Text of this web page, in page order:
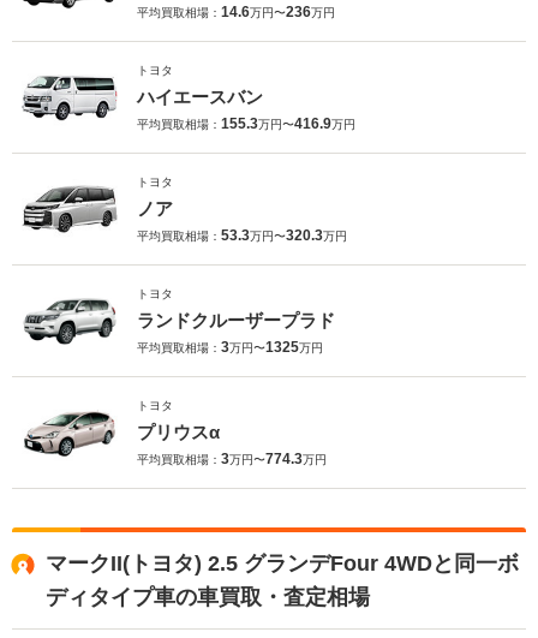
平均買取相場： 14.6万円〜236万円
トヨタ
ハイエースバン
平均買取相場： 155.3万円〜416.9万円
トヨタ
ノア
平均買取相場： 53.3万円〜320.3万円
トヨタ
ランドクルーザープラド
平均買取相場： 3万円〜1325万円
トヨタ
プリウスα
平均買取相場： 3万円〜774.3万円
マークII(トヨタ) 2.5 グランデFour 4WDと同一ボ
ディタイプ車の車買取・査定相場